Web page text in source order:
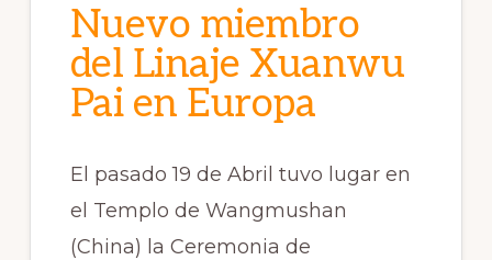
Nuevo miembro
del Linaje Xuanwu
Pai en Europa
El pasado 19 de Abril tuvo lugar en
el Templo de Wangmushan
(China) la Ceremonia de